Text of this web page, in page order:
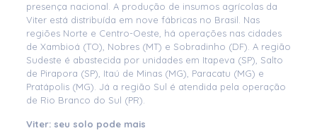
presença nacional. A produção de insumos agrícolas da
Viter está distribuída em nove fábricas no Brasil. Nas
regiões Norte e Centro-Oeste, há operações nas cidades
de Xambioá (TO), Nobres (MT) e Sobradinho (DF). A região
Sudeste é abastecida por unidades em Itapeva (SP), Salto
de Pirapora (SP), Itaú de Minas (MG), Paracatu (MG) e
Pratápolis (MG). Já a região Sul é atendida pela operação
de Rio Branco do Sul (PR).
Viter: seu solo pode mais